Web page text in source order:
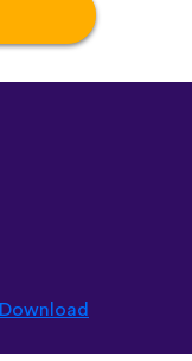
Download